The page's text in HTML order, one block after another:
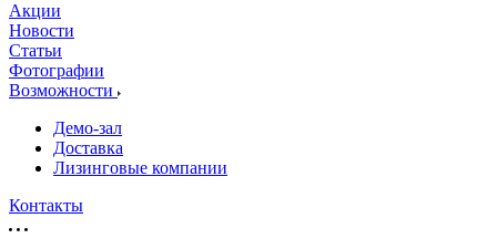
Акции
Новости
Статьи
Фотографии
Возможности
Демо-зал
Доставка
Лизинговые компании
Контакты